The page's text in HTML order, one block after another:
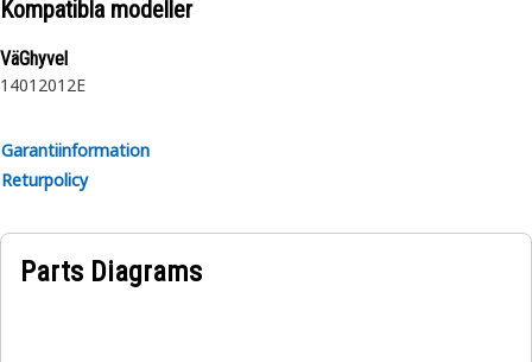
Kompatibla modeller
VäGhyvel
14012012E
Garantiinformation
Returpolicy
Parts Diagrams